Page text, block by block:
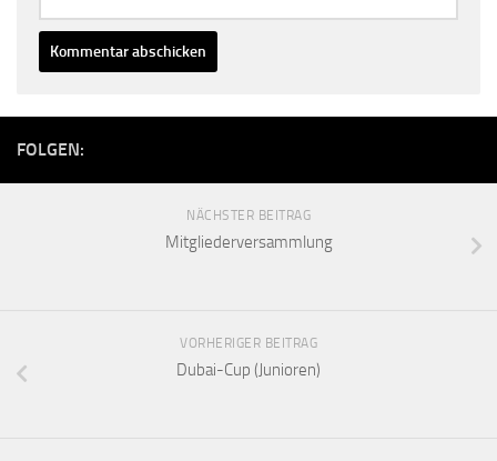
FOLGEN:
NÄCHSTER BEITRAG
Mitgliederversammlung
VORHERIGER BEITRAG
Dubai-Cup (Junioren)